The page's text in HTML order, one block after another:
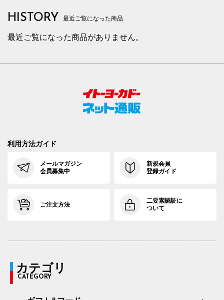
HISTORY 最近ご覧になった商品
最近ご覧になった商品がありません。
利用方法ガイド
メールマガジン
会員募集中
新規会員
登録ガイド
ご注文方法
二要素認証に
ついて
カテゴリ
CATEGORY